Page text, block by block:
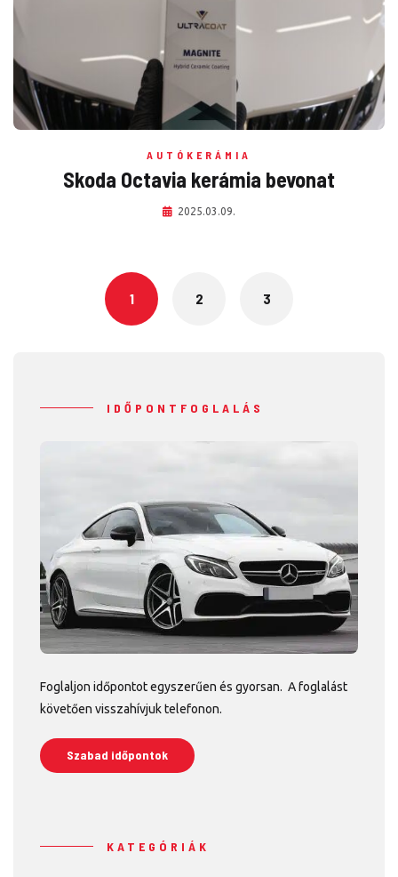
AUTÓKERÁMIA
Skoda Octavia kerámia bevonat
2025.03.09.
navigation
1 2 3
IDŐPONTFOGLALÁS
Foglaljon időpontot egyszerűen és gyorsan. A foglalást
követően visszahívjuk telefonon.
Szabad időpontok
KATEGÓRIÁK